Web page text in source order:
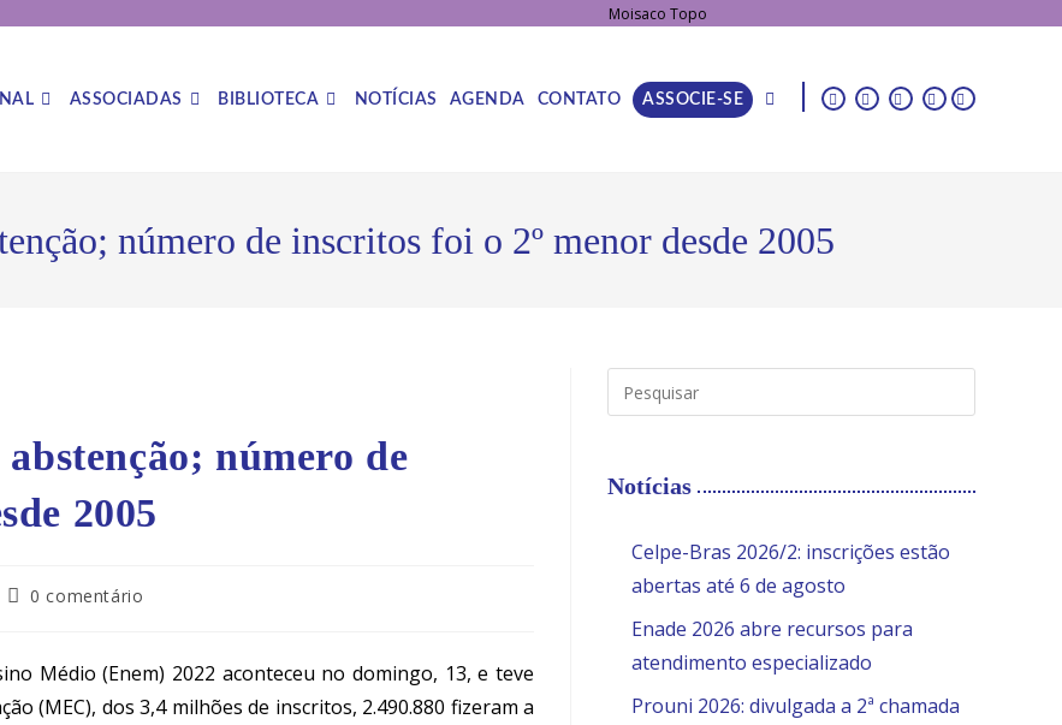
|
ASSOCIADAS BIBLIOTECA NOTÍCIAS AGENDA CONTATO ASSOCIE-SE
número de inscritos foi o 2º menor desde 2005
número de
2005
0 comentário
Médio (Enem) 2022 aconteceu no domingo, 13, e teve
(MEC), dos 3,4 milhões de inscritos, 2.490.880 fizeram a
Notícias
Celpe-Bras 2026/2: inscrições estão
abertas até 6 de agosto
Enade 2026 abre recursos para
atendimento especializado
Prouni 2026: divulgada a 2ª chamada